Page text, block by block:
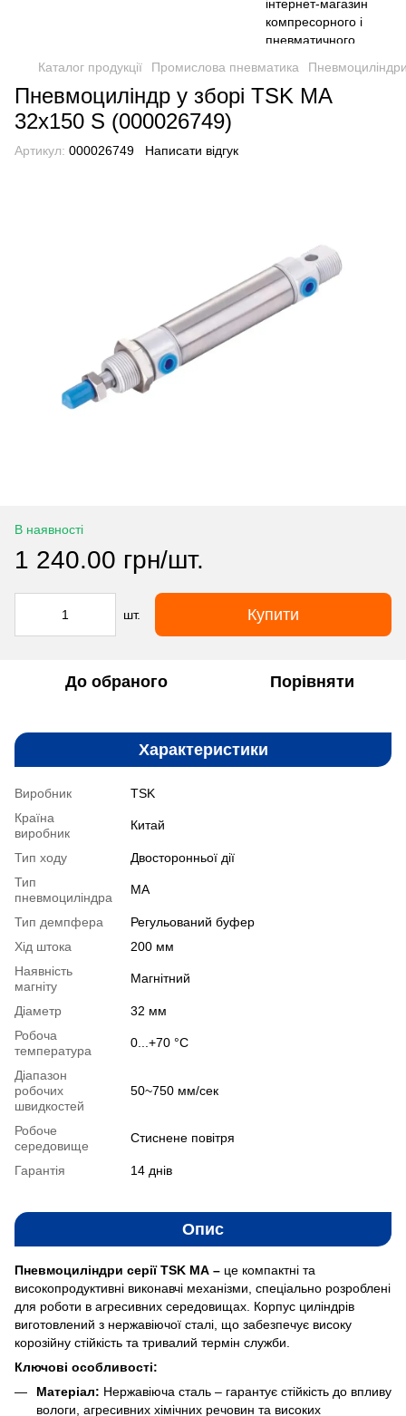
Каталог продукції Промислова пневматика
Пневмоциліндр у зборі TSK MA
32x150 S (000026749)
Артикул: 000026749 Написати відгук
В наявності
1 240.00 грн/шт.
шт. Купити
До обраного Порівняти
Характеристики
Виробник
TSK
Країна
виробник
Китай
Тип ходу
Двосторонньої дії
Тип
пневмоциліндра
MA
Тип демпфера
Регульований буфер
Хід штока
200 мм
Наявність
магніту
Магнітний
Діаметр
32 мм
Робоча
температура
0...+70 °С
Діапазон
робочих
швидкостей
50~750 мм/сек
Робоче
середовище
Стиснене повітря
Гарантія 14 днів
Опис
Пневмоциліндри серії TSK МА – це компактні та
високопродуктивні виконавчі механізми, спеціально розроблені
для роботи в агресивних середовищах. Корпус циліндрів
виготовлений з нержавіючої сталі, що забезпечує високу
корозійну стійкість та тривалий термін служби.
Ключові особливості:
Матеріал: Нержавіюча сталь – гарантує стійкість до впливу
вологи, агресивних хімічних речовин та високих